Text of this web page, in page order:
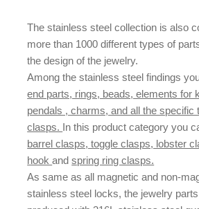
The stainless steel collection is also
more than 1000 different types of
the design of the jewelry.
Among the stainless steel findings
end parts, rings, beads, elements for
pendals , charms, and all the specific
clasps. In this product category you
barrel clasps, toggle clasps, lobster
hookandspring ring clasps.
As same as all magnetic and non-
stainless steel locks, the jewelry